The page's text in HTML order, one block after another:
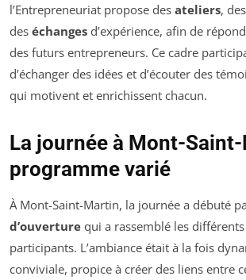
l’Entrepreneuriat propose des ateliers, des
des échanges d’expérience, afin de
des futurs entrepreneurs. Ce cadre
d’échanger des idées et d’écouter des
qui motivent et enrichissent chacun.
La journée à Mont-
programme varié
À Mont-Saint-Martin, la journée a débuté
d’ouverture qui a rassemblé les
participants. L’ambiance était à la fois
conviviale, propice à créer des liens entre